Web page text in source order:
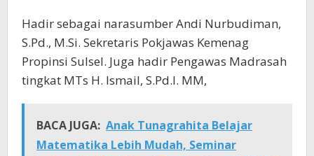
Hadir sebagai narasumber Andi Nurbudiman,
S.Pd., M.Si. Sekretaris Pokjawas Kemenag
Propinsi Sulsel. Juga hadir Pengawas Madrasah
tingkat MTs H. Ismail, S.Pd.I. MM,
BACA JUGA: Anak Tunagrahita Belajar
Matematika Lebih Mudah, Seminar